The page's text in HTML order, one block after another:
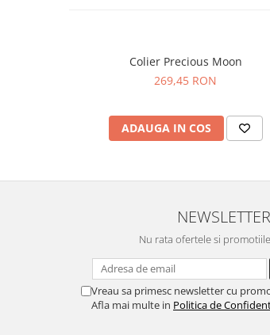
Colier Precious Moon
269,45 RON
ADAUGA IN COS
NEWSLETTER
Nu rata ofertele si
Vreau sa primesc newsletter cu
Afla mai multe in Politica de